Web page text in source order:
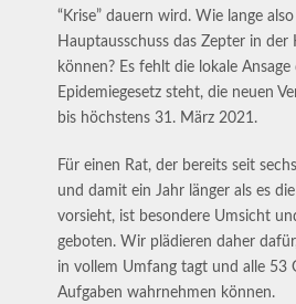
“Krise” dauern wird. Wie lange
Hauptausschuss das Zepter in der
können? Es fehlt die lokale
Epidemiegesetz steht, die neuen
bis höchstens 31. März 2021.
Für einen Rat, der bereits seit
und damit ein Jahr länger als es
vorsieht, ist besondere Umsicht
geboten. Wir plädieren daher
in vollem Umfang tagt und alle 53
Aufgaben wahrnehmen können.